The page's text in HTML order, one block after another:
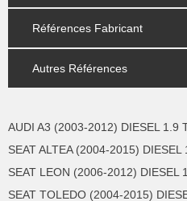
Références Fabricant
Autres Références
AUDI A3 (2003-2012) DIESEL 1.9
SEAT ALTEA (2004-2015)
SEAT LEON (2006-2012) DIESEL
SEAT TOLEDO (2004-2015)